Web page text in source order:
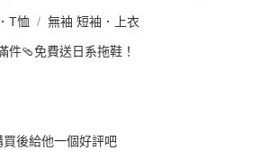
T恤 無袖 短袖．上衣
件🩴免費送日系拖鞋！
後給他一個好評吧